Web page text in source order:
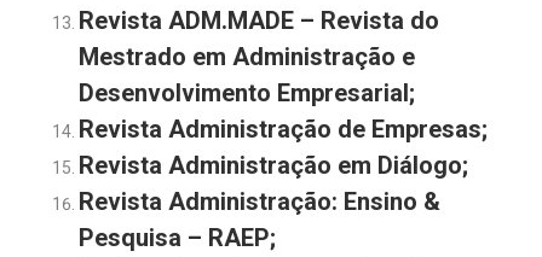
Revista ADM.MADE – Revista do
Mestrado em Administração e
Desenvolvimento Empresarial;
Revista Administração de Empresas;
Revista Administração em Diálogo;
Revista Administração: Ensino &
Pesquisa – RAEP;